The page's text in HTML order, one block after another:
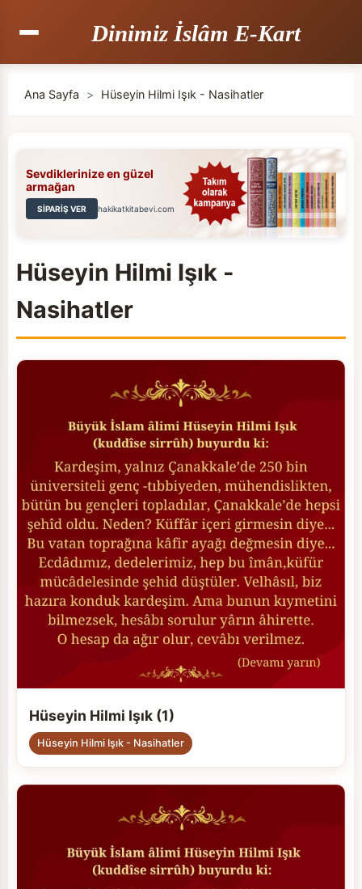
Dinimiz İslâm E-Kart
Ana Sayfa > Hüseyin Hilmi Işık - Nasihatler
Sevdiklerinize en güzel
armağan
SİPARİŞ VER hakikatkitabevi.com
Hüseyin Hilmi Işık -
Nasihatler
Hüseyin Hilmi Işık (1)
Hüseyin Hilmi Işık - Nasihatler